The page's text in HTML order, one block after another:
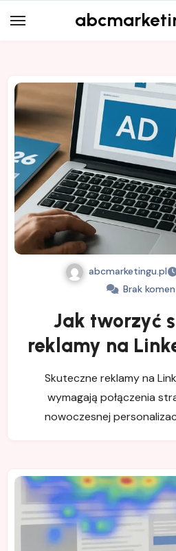
to
abcmarketingu.pl
Brak
Jak tworzyć
reklamy na
Skuteczne reklamy na
wymagają połączenia
nowoczesnej